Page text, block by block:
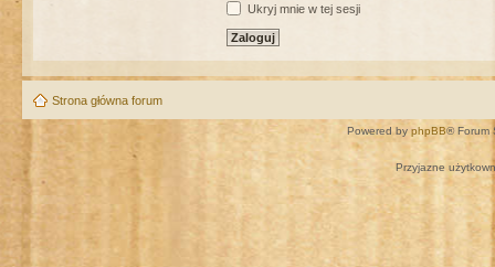
Ukryj mnie w tej sesji
Strona główna forum
Powered by phpBB® Forum
Przyjazne